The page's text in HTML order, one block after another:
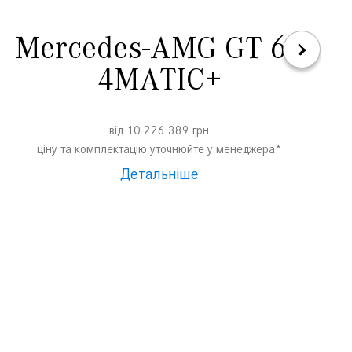
Mercedes-AMG GT 63
4MATIC+
від 10 226 389 грн
ціну та комплектацію уточнюйте у менеджера*
Детальніше